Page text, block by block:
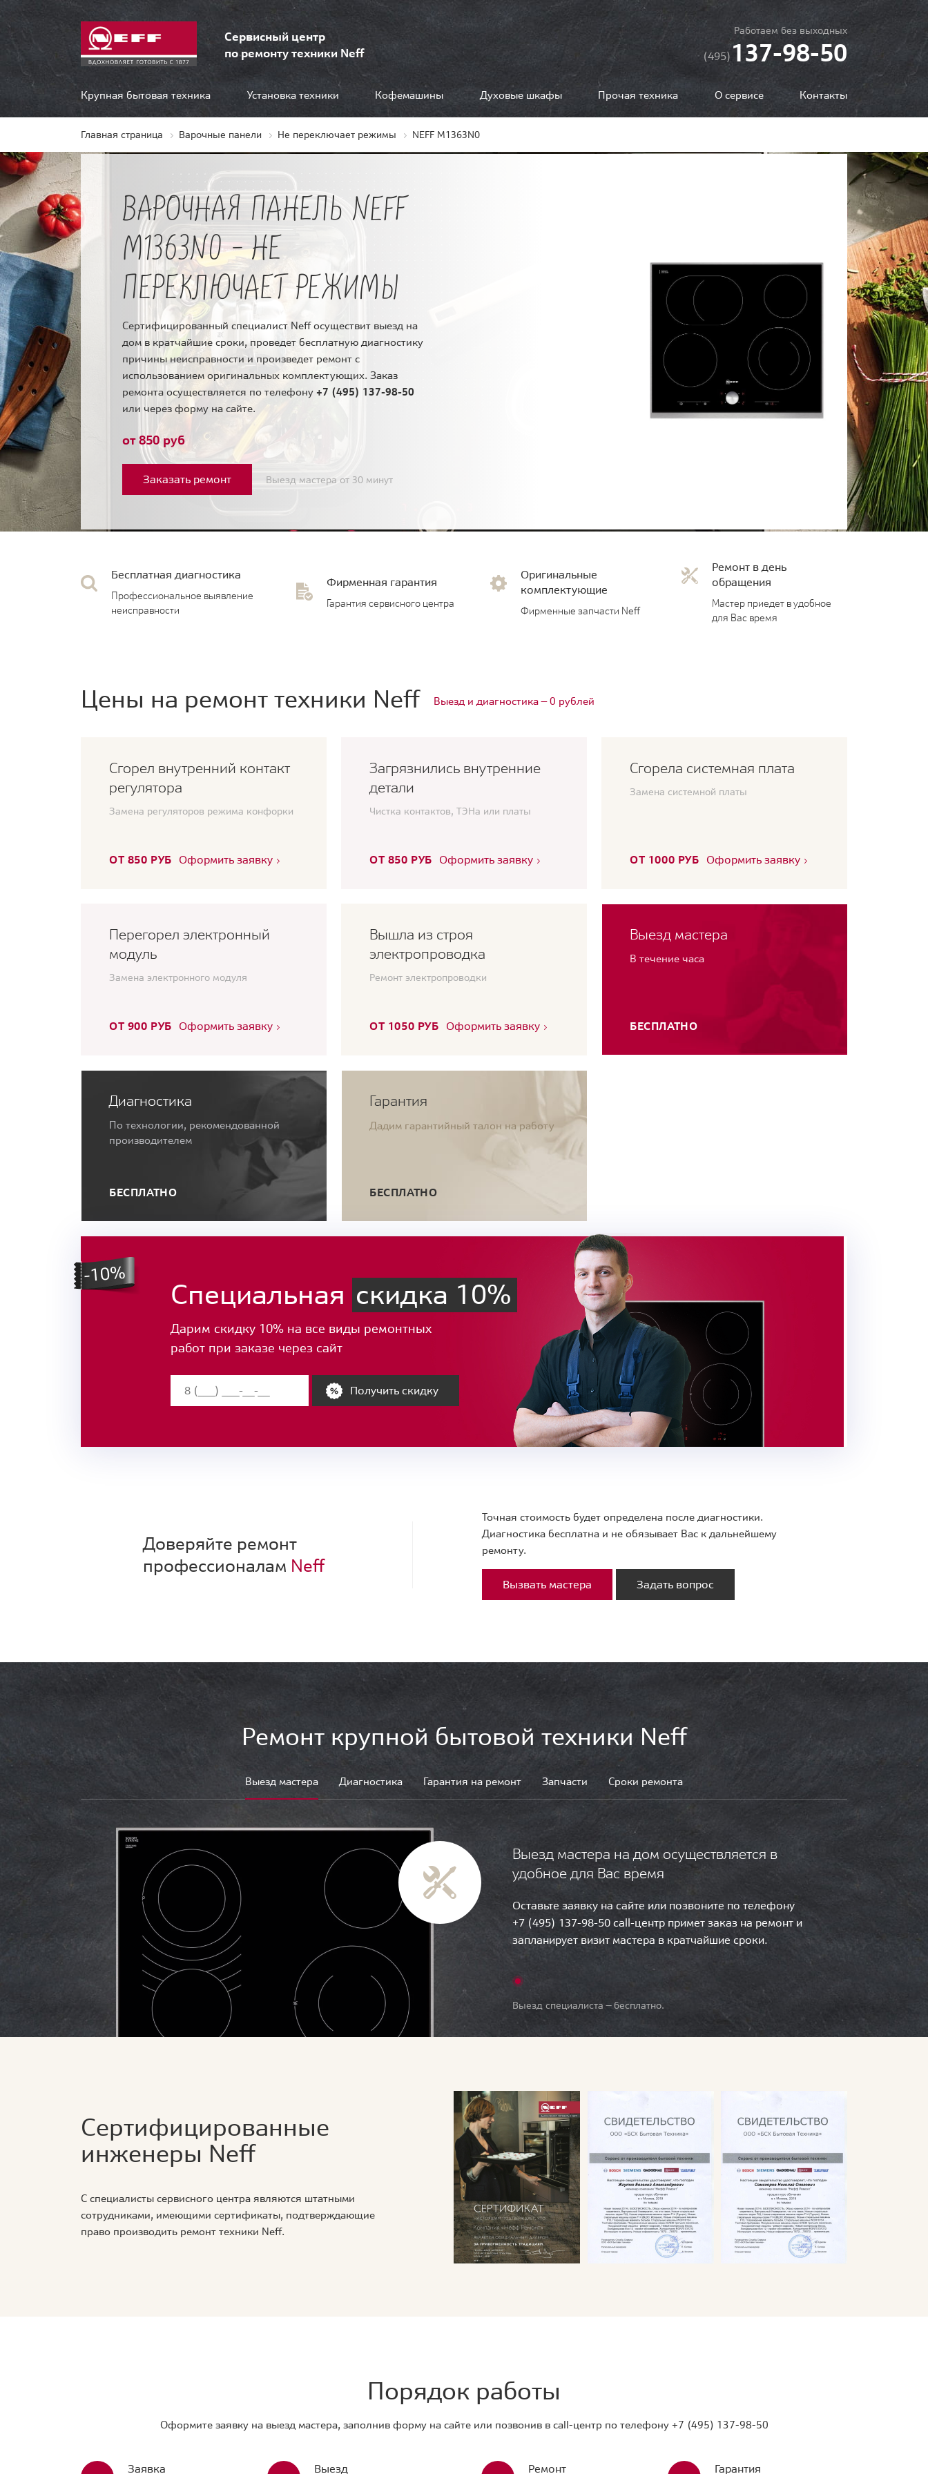
Сервисный центр
по ремонту техники Neff
Работаем без выходных
(495)137-98-50
Крупная бытовая техника Установка техники Кофемашины Духовые шкафы Прочая техника О сервисе Контакты
Главная страница Варочные панели Не переключает режимы NEFF M1363N0
ВАРОЧНАЯ ПАНЕЛЬ NEFF
M1363N0 - НЕ
ПЕРЕКЛЮЧАЕТ РЕЖИМЫ
Сертифицированный специалист Neff осуществит выезд на
дом в кратчайшие сроки, проведет бесплатную диагностику
причины неисправности и произведет ремонт с
использованием оригинальных комплектующих. Заказ
ремонта осуществляется по телефону +7 (495) 137-98-50
или через форму на сайте.
от 850 руб
Заказать ремонт Выезд мастера от 30 минут
Бесплатная диагностика
Профессиональное выявление
неисправности
Фирменная гарантия
Гарантия сервисного центра
Оригинальные
комплектующие
Фирменные запчасти Neff
Ремонт в день
обращения
Мастер приедет в удобное
для Вас время
Цены на ремонт техники Neff Выезд и диагностика — 0 рублей
Сгорел внутренний контакт
регулятора
Замена регуляторов режима конфорки
ОТ 850 РУБ Оформить заявку
Загрязнились внутренние
детали
Чистка контактов, ТЭНа или платы
ОТ 850 РУБ Оформить заявку
Сгорела системная плата
Замена системной платы
ОТ 1000 РУБ Оформить заявку
Перегорел электронный
модуль
Замена электронного модуля
ОТ 900 РУБ Оформить заявку
Вышла из строя
электропроводка
Ремонт электропроводки
ОТ 1050 РУБ Оформить заявку
Выезд мастера
В течение часа
БЕСПЛАТНО
Диагностика
По технологии, рекомендованной
производителем
БЕСПЛАТНО
Гарантия
Дадим гарантийный талон на работу
БЕСПЛАТНО
Специальная скидка 10%
Дарим скидку 10% на все виды ремонтных
работ при заказе через сайт
Получить скидку
Доверяйте ремонт
профессионалам Neff
Точная стоимость будет определена после диагностики.
Диагностика бесплатна и не обязывает Вас к дальнейшему
ремонту.
Вызвать мастера Задать вопрос
Ремонт крупной бытовой техники Neff
Выезд мастера Диагностика Гарантия на ремонт Запчасти Сроки ремонта
Выезд мастера на дом осуществляется в
удобное для Вас время
Оставьте заявку на сайте или позвоните по телефону
+7 (495) 137-98-50 call-центр примет заказ на ремонт и
запланирует визит мастера в кратчайшие сроки.
Выезд специалиста — бесплатно.
Сертифицированные
инженеры Neff
С специалисты сервисного центра являются штатными
сотрудниками, имеющими сертификаты, подтверждающие
право производить ремонт техники Neff.
Порядок работы
Оформите заявку на выезд мастера, заполнив форму на сайте или позвонив в call-центр по телефону +7 (495) 137-98-50
Заявка Выезд Ремонт Гарантия